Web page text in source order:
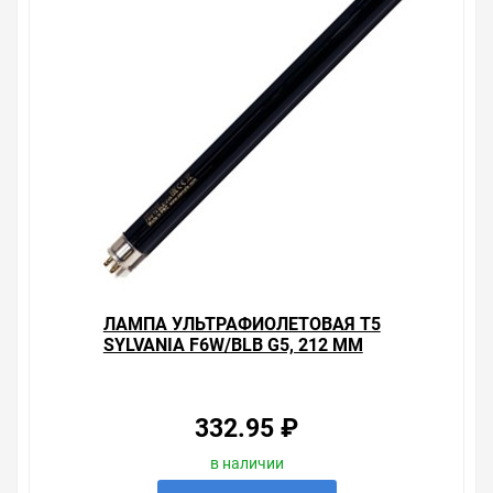
Sylvania HSBW 160W E27 Blacklight бездроссельная ,
можно получить в пункте выдачи, или заказать
курьерскую доставку до двери. Закажите выгодную
доставку в Ваш город или прямо к вашей двери. Это
удобнее, чем объезжать магазины, тратить время,
выбирать из того, что предлагают, а не покупать то,
Брак – это исключение в нашем ассортименте. Если он
выявлен, то возврат товара осуществляется в
соответствии с Законом Российской Федерации «О
защите прав потребителя». Это не значит, что нужно
тратить много времени на решение проблемы.
Правила, согласно которым урегулируется проблема,
товар на то, который соответствует ожиданиям, или
возвращаем деньги.
складе уточняйте у менеджера. Также можно получить
консультацию по тому, что мы продаем, узнать
преимущества конкретного товара, получить
информацию об отличительных особенностях товара,
ЛАМПА УЛЬТРАФИОЛЕТОВАЯ T5
SYLVANIA F6W/BLB G5, 212 MM
332.95 ₽
в наличии